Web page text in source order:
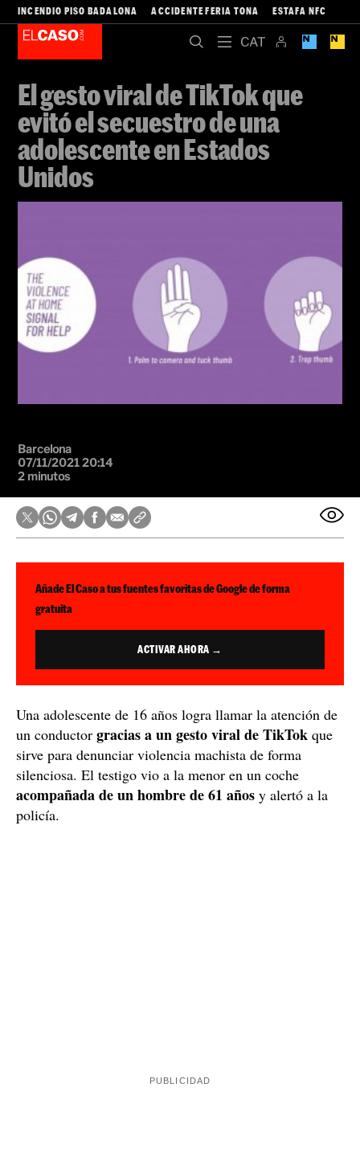
INCENDIO PISO BADALONA ACCIDENTE FERIA TONA ESTAFA NFC
El gesto viral de TikTok que
evitó el secuestro de una
adolescente en Estados
Unidos
Barcelona
07/11/2021 20:14
2 minutos
Añade El Caso a tus fuentes favoritas de Google de forma
gratuita
ACTIVAR AHORA →
Una adolescente de 16 años logra llamar la atención de
un conductor gracias a un gesto viral de TikTok que
sirve para denunciar violencia machista de forma
silenciosa. El testigo vio a la menor en un coche
acompañada de un hombre de 61 años y alertó a la
policía.